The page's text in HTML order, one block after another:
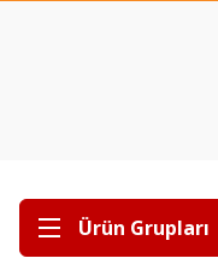
Ürün Grupları